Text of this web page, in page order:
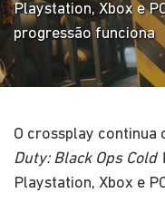
Playstation, Xbox e
progressão funciona
O crossplay continua
Duty: Black Ops Cold
Playstation, Xbox e